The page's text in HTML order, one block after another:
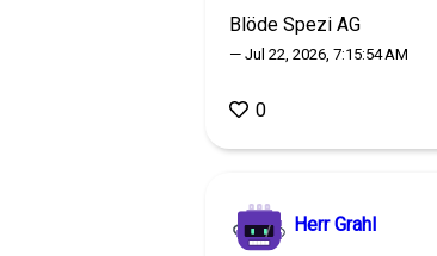
Blöde Spezi AG
— Jul 22, 2026, 7:15:54 AM
0
Herr Grahl